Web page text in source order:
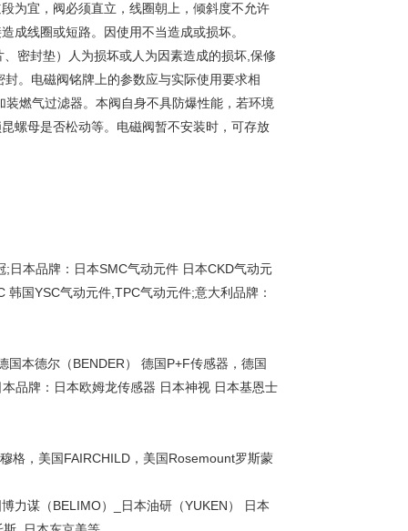
为宜，阀必须直立，线圈朝上，倾斜度不允许
成线圈或短路。因使用不当造成或损坏。
密封垫）人为损坏或人为因素造成的损坏,保修
封。电磁阀铭牌上的参数应与实际使用要求相
燃气过滤器。本阀自身不具防爆性能，若环境
螺母是否松动等。电磁阀暂不安装时，可存放
;日本品牌：日本SMC气动元件 日本CKD气动元
韩国YSC气动元件, TPC气动元件;意大利品牌：
国本德尔（BENDER） 德国P+F传感器，德国
品牌：日本欧姆龙传感器 日本神视 日本基恩士
穆格，美国FAIRCHILD ，美国Rosemount罗斯蒙
力谋（BELIMO） 日本油研（YUKEN）
日本